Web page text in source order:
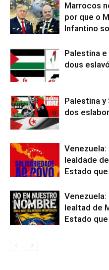
Marrocos
por que o
Infantino
Palestina e
dous
Palestina y
dos
Venezuela:
lealdade
Estado
Venezuela:
lealtad de
Estado